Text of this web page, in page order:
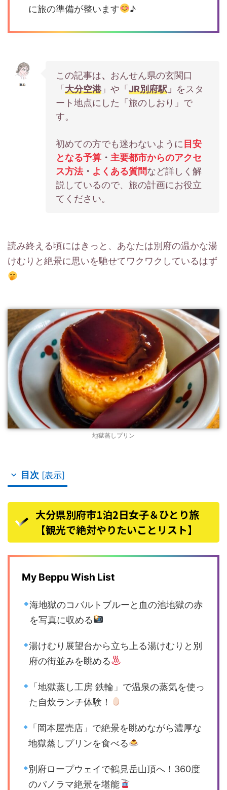
に旅の準備が整います ♪
この記事は、 おんせん県の玄関口
「 大分空港 」や「 JR別府駅 」 をスタ
ート地点にした「旅のしおり」で
す。
初めての方でも迷わないように 目安
となる予算 ・ 主要都市からのアクセ
ス方法・ よくある質問など詳しく解
説しているので、旅の計画にお役立
てください。
読み終える頃にはきっと、あなたは別府の温かな湯
けむりと絶景に思いを馳せてワクワクしているはず
地獄蒸しプリン
目次 [表示]
大分県別府市1泊2日女子＆ひとり旅
【観光で絶対やりたいことリスト】
My Beppu Wish List
海地獄のコバルトブルーと血の池地獄の赤
を写真に収める
湯けむり展望台から立ち上る湯けむりと別
府の街並みを眺める
「地獄蒸し工房 鉄輪」で温泉の蒸気を使っ
た自炊ランチ体験！
「岡本屋売店」で絶景を眺めながら濃厚な
地獄蒸しプリンを食べる
別府ロープウェイで鶴見岳山頂へ！360度
のパノラマ絶景を堪能